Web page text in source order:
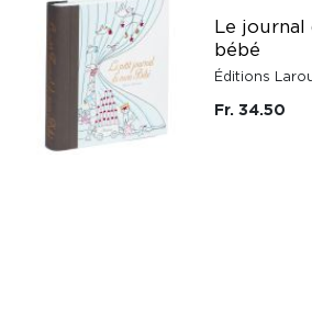
Le journal
bébé
Éditions
Fr. 34.50